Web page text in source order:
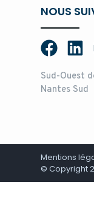
NOUS
Sud-Ouest
Nantes Sud
© Copyright
Mentions